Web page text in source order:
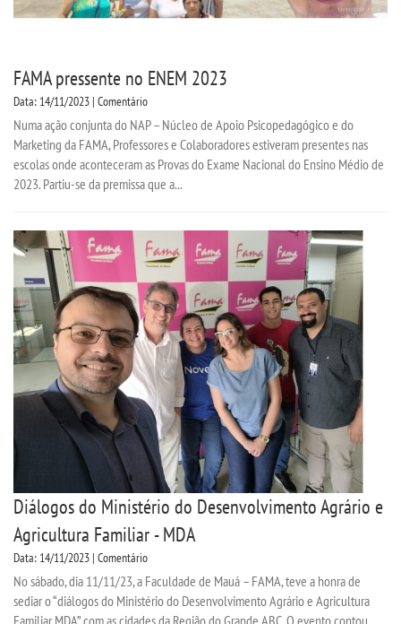
FAMA pressente no ENEM 2023
Data: 14/11/2023 | Comentário
Numa ação conjunta do NAP – Núcleo de Apoio Psicopedagógico e do
Marketing da FAMA, Professores e Colaboradores estiveram presentes nas
escolas onde aconteceram as Provas do Exame Nacional do Ensino Médio de
2023. Partiu-se da premissa que a...
Diálogos do Ministério do Desenvolvimento Agrário e
Agricultura Familiar - MDA
Data: 14/11/2023 | Comentário
No sábado, dia 11/11/23, a Faculdade de Mauá – FAMA, teve a honra de
sediar o “diálogos do Ministério do Desenvolvimento Agrário e Agricultura
Familiar MDA” com as cidades da Região do Grande ABC. O evento contou